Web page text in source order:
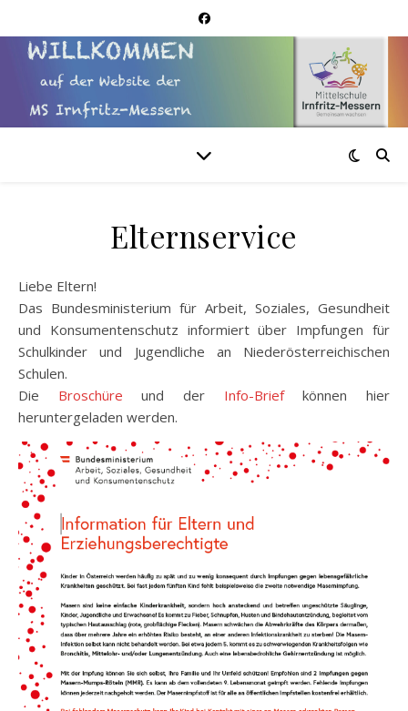
Elternservice
Liebe Eltern!
Das Bundesministerium für Arbeit, Soziales, Gesundheit
und Konsumentenschutz informiert über Impfungen für
Schulkinder und Jugendliche an Niederösterreichischen
Schulen.
Die Broschüre und der Info-Briefkönnen hier
heruntergeladen werden.